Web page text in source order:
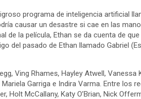
programa de inteligencia artificial
causar un desastre si cae en las
de la película, Ethan se da cuenta de
del pasado de Ethan llamado Gabriel
Ving Rhames, Hayley Atwell, Vanessa
Garriga e Indira Varma. Entre los
Holt McCallany, Katy O’Brian, Nick